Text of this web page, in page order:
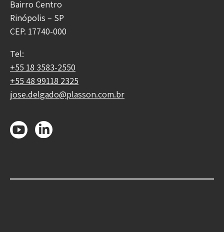
Bairro Centro
Rinópolis – SP
CEP. 17740-000
Tel:
+55 18 3583-2550
+55 48 99118 2325
jose.delgado@plasson.com.br